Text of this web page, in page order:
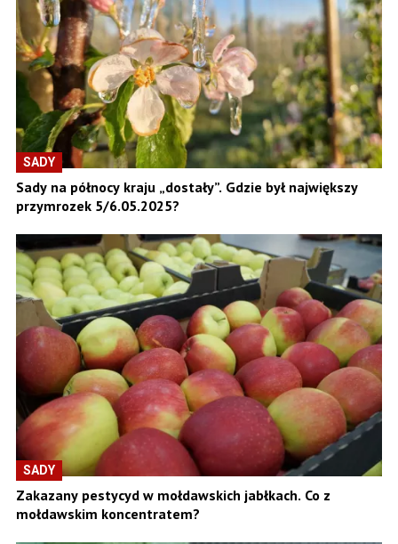
SADY
Sady na północy kraju „dostały”. Gdzie był największy
przymrozek 5/6.05.2025?
SADY
Zakazany pestycyd w mołdawskich jabłkach. Co z
mołdawskim koncentratem?